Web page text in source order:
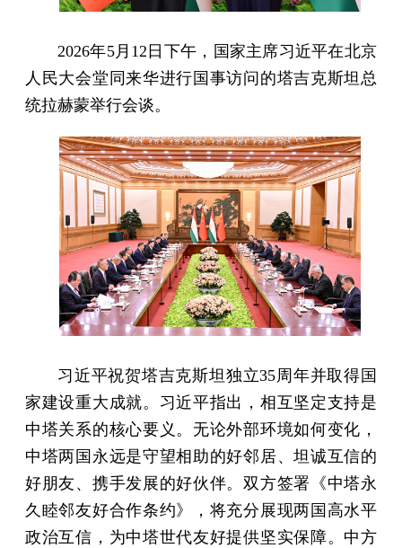
2026年5月12日下午，国家主席习近平在北京
人民大会堂同来华进行国事访问的塔吉克斯坦总
统拉赫蒙举行会谈。
习近平祝贺塔吉克斯坦独立35周年并取得国
家建设重大成就。习近平指出，相互坚定支持是
中塔关系的核心要义。无论外部环境如何变化，
中塔两国永远是守望相助的好邻居、坦诚互信的
好朋友、携手发展的好伙伴。双方签署《中塔永
久睦邻友好合作条约》，将充分展现两国高水平
政治互信，为中塔世代友好提供坚实保障。中方